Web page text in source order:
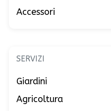
Accessori
SERVIZI
Giardini
Agricoltura